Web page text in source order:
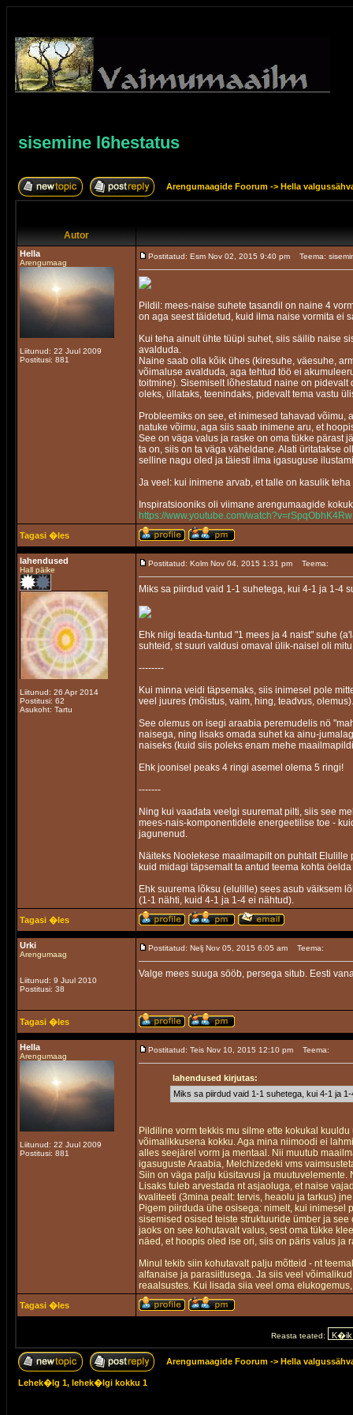
sisemine l6hestatus
Arengumaagide Foorum -> Hella
Autor
Hella
Arengumaag
Liitunud: 22 Juul 2009
Postitusi: 881
Postitatud: Esm Nov 02, 2015 9:40 pm Teema:
Pildil: mees-naise suhete tasandil on naine 4
on aga seest täidetud, kuid ilma naise vormita ei
Kui teha ainult ühte tüüpi suhet, siis säilib naise
avalduda.
Naine saab olla kõik ühes (kiresuhe, väesuhe,
võimaluse avalduda, aga tehtud töö ei
toitmine). Sisemiselt lõhestatud naine on
oleks, üllataks, teenindaks, pidevalt tema vastu
Probleemiks on see, et inimesed tahavad võimu,
natuke võimu, aga siis saab inimene aru, et
See on väga valus ja raske on oma tükke pärast
ta on, siis on ta väga väheldane. Alati üritatakse
selline nagu oled ja täiesti ilma igasuguse
Ja veel: kui inimene arvab, et talle on kasulik
Inspiratsiooniks oli viimane arengumaagide
https://www.youtube.com/watch?v=rSpqObhK4Rw
Tagasi �les
lahendused
Hall päike
Liitunud: 26 Apr 2014
Postitusi: 62
Asukoht: Tartu
Postitatud: Kolm Nov 04, 2015 1:31 pm Teema:
Miks sa piirdud vaid 1-1 suhetega, kui 4-1 ja 1-4
Ehk niigi teada-tuntud "1 mees ja 4 naist" suhe
suhteid, st suuri valdusi omaval ülik-naisel oli
--------
Kui minna veidi täpsemaks, siis inimesel pole
veel juures (mõistus, vaim, hing, teadvus, olemus).
See olemus on isegi araabia peremudelis nö
naisega, ning lisaks omada suhet ka ainu-
naiseks (kuid siis poleks enam mehe
Ehk joonisel peaks 4 ringi asemel olema 5 ringi!
-------
Ning kui vaadata veelgi suuremat pilti, siis see
mees-nais-komponentidele energeetilise toe -
jagunenud.
Näiteks Noolekese maailmapilt on puhtalt
kuid midagi täpsemalt ta antud teema kohta
Ehk suurema lõksu (elulille) sees asub väiksem
(1-1 nähti, kuid 4-1 ja 1-4 ei nähtud).
Tagasi �les
Urki
Arengumaag
Liitunud: 9 Juul 2010
Postitusi: 38
Postitatud: Nelj Nov 05, 2015 6:05 am Teema:
Valge mees suuga sööb, persega situb. Eesti
Tagasi �les
Hella
Arengumaag
Liitunud: 22 Juul 2009
Postitusi: 881
Postitatud: Teis Nov 10, 2015 12:10 pm Teema:
lahendused kirjutas:
Miks sa piirdud vaid 1-1 suhetega, kui 4-1 ja
Pildiline vorm tekkis mu silme ette kokukal
võimalikkusena kokku. Aga mina niimoodi ei
alles seejärel vorm ja mentaal. Nii muutub
igasuguste Araabia, Melchizedeki vms
Siin on väga palju küsitavusi ja
Lisaks tuleb arvestada nt asjaoluga, et naise
kvaliteeti (3mina pealt: tervis, heaolu ja tarkus)
Pigem piirduda ühe osisega: nimelt, kui inimesel
sisemised osised teiste struktuuride ümber ja
jaoks on see kohutavalt valus, sest oma tükke
näed, et hoopis oled ise ori, siis on päris valus ja
Minul tekib siin kohutavalt palju mõtteid - nt
alfanaise ja parasiitlusega. Ja siis veel
reaalsustes. Kui lisada siia veel oma
Tagasi �les
Reasta teated:
Arengumaagide Foorum -> Hella
Lehek�lg 1, lehek�lgi kokku 1